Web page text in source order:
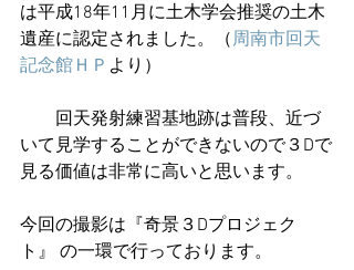
は平成18年11月に土木学会推奨の土木
遺産に認定されました。（周南市回天
記念館ＨＰ より）
回天発射練習基地跡は普段、近づ
いて見学することができないので３Dで
見る価値は非常に高いと思います。
今回の撮影は『奇景３Dプロジェク
ト』 の一環で行っております。